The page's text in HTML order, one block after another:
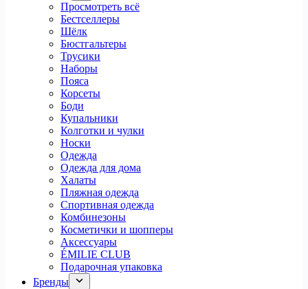
Просмотреть всё
Бестселлеры
Шёлк
Бюстгальтеры
Трусики
Наборы
Пояса
Корсеты
Боди
Купальники
Колготки и чулки
Носки
Одежда
Одежда для дома
Халаты
Пляжная одежда
Спортивная одежда
Комбинезоны
Косметички и шопперы
Аксессуары
ÉMILIE CLUB
Подарочная упаковка
Бренды